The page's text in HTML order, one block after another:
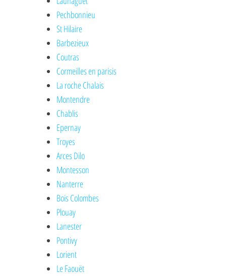
Pechbonnieu
St Hilaire
Barbezieux
Coutras
Cormeilles en parisis
La roche Chalais
Montendre
Chablis
Epernay
Troyes
Arces Dilo
Montesson
Nanterre
Bois Colombes
Plouay
Lanester
Pontivy
Lorient
Le Faouët